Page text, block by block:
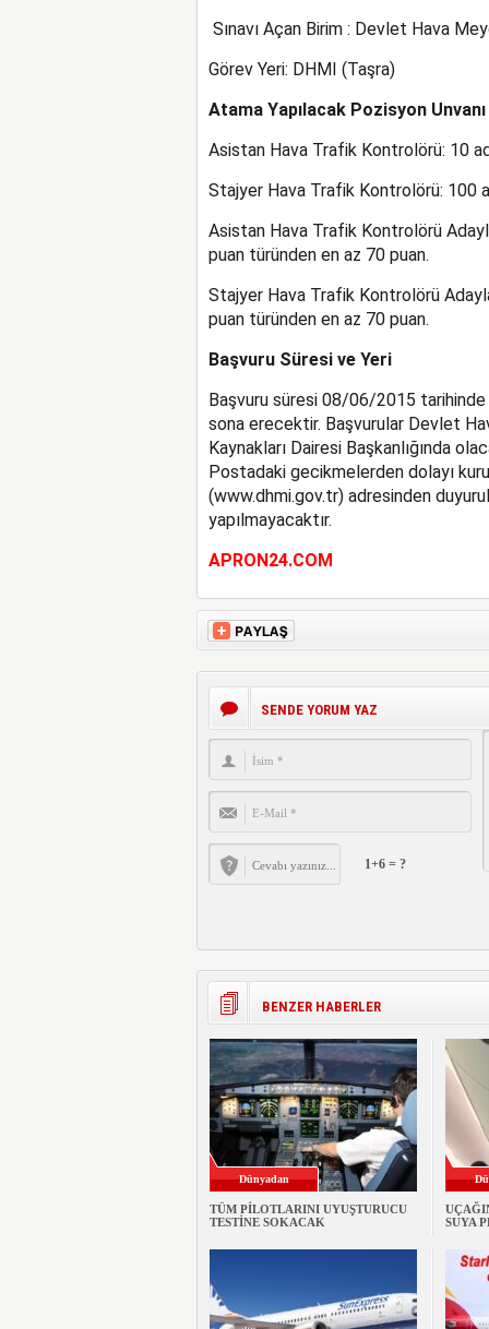
Sınavı Açan Birim : Devlet Hava
Görev Yeri: DHMI (Taşra)
Atama Yapılacak Pozisyon Unvanı
Asistan Hava Trafik Kontrolörü: 10
Stajyer Hava Trafik Kontrolörü: 100
Asistan Hava Trafik Kontrolörü
puan türünden en az 70 puan.
Stajyer Hava Trafik Kontrolörü
puan türünden en az 70 puan.
Başvuru Süresi ve Yeri
Başvuru süresi 08/06/2015
sona erecektir. Başvurular Devlet
Kaynakları Dairesi Başkanlığında
Postadaki gecikmelerden dolayı
(www.dhmi.gov.tr) adresinden
yapılmayacaktır.
APRON24.COM
SENDE YORUM YAZ
1+6 = ?
BENZER HABERLER
Dünyadan
TÜM PİLOTLARINI UYUŞTURUCU
TESTİNE SOKACAK
SUYA